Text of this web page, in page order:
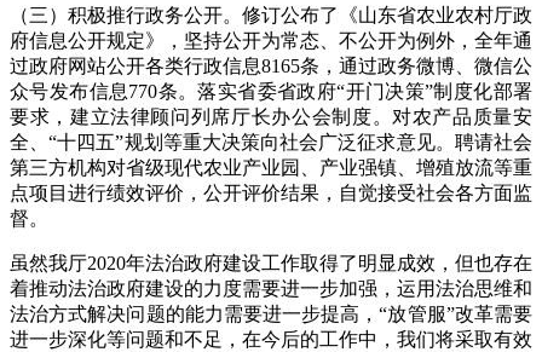
（三）积极推行政务公开。修订公布了《山东省农业农村厅政
府信息公开规定》，坚持公开为常态、不公开为例外，全年通
过政府网站公开各类行政信息8165条，通过政务微博、微信公
众号发布信息770条。落实省委省政府“开门决策”制度化部署
要求，建立法律顾问列席厅长办公会制度。对农产品质量安
全、“十四五”规划等重大决策向社会广泛征求意见。聘请社会
第三方机构对省级现代农业产业园、产业强镇、增殖放流等重
点项目进行绩效评价，公开评价结果，自觉接受社会各方面监
督。
虽然我厅2020年法治政府建设工作取得了明显成效，但也存在
着推动法治政府建设的力度需要进一步加强，运用法治思维和
法治方式解决问题的能力需要进一步提高，“放管服”改革需要
进一步深化等问题和不足，在今后的工作中，我们将采取有效